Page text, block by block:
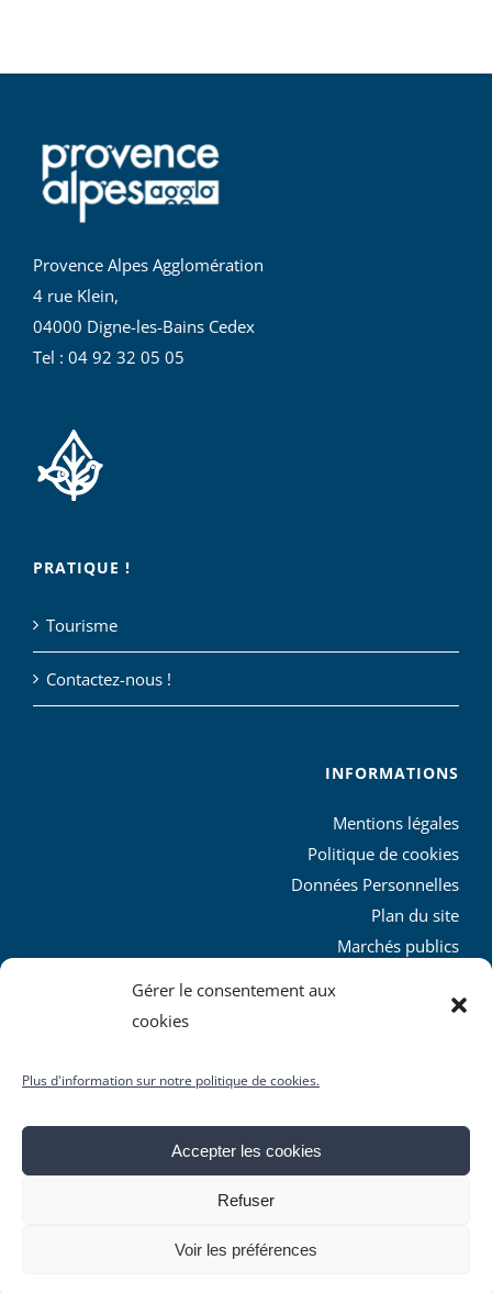
Gérer le consentement aux
cookies
Plus d'information sur notre politique de cookies.
Accepter les cookies
Refuser
Voir les préférences
Provence Alpes Agglomération
4 rue Klein,
04000 Digne-les-Bains Cedex
Tel : 04 92 32 05 05
PRATIQUE !
Tourisme
Contactez-nous !
INFORMATIONS
Mentions légales
Politique de cookies
Données Personnelles
Plan du site
Marchés publics
L’agglo recrute
réservés
Facebook
X YouTubeInstagram